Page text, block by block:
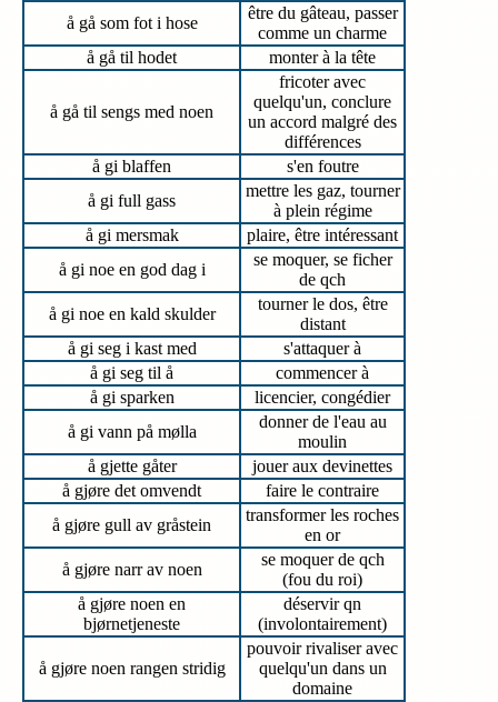
å gå som fot i hose
être du gâteau, passer
comme un charme
å gå til hodet
monter à la tête
å gå til sengs med noen
fricoter avec
quelqu'un, conclure
un accord malgré des
différences
å gi blaffen
s'en foutre
å gi full gass
mettre les gaz, tourner
à plein régime
å gi mersmak
plaire, être intéressant
å gi noe en god dag i
se moquer, se ficher
de qch
å gi noe en kald skulder
tourner le dos, être
distant
å gi seg i kast med
s'attaquer à
å gi seg til å
commencer à
å gi sparken
licencier, congédier
å gi vann på mølla
donner de l'eau au
moulin
å gjette gåter
jouer aux devinettes
å gjøre det omvendt
faire le contraire
å gjøre gull av gråstein
transformer les roches
en or
å gjøre narr av noen
se moquer de qch
(fou du roi)
å gjøre noen en
bjørnetjeneste
déservir qn
(involontairement)
å gjøre noen rangen stridig
pouvoir rivaliser avec
quelqu'un dans un
domaine